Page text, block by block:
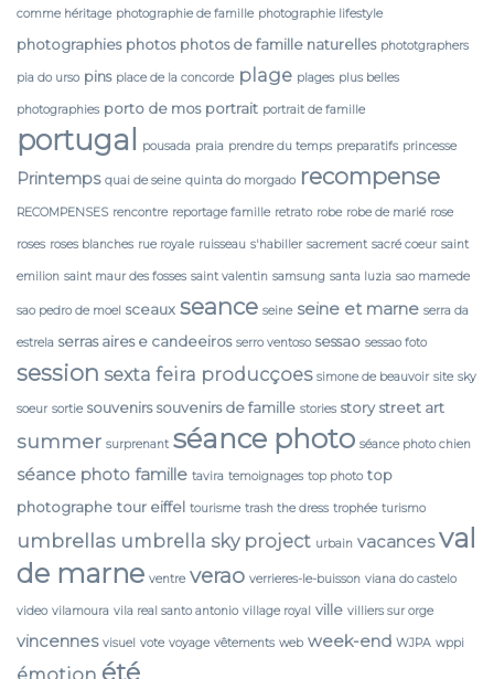
comme héritage photographie de famille photographie lifestyle
photographies photos photos de famille naturelles phototgraphers
pia do urso pins place de la concorde plage plages plus belles
photographies porto de mos portrait portrait de famille
portugal pousada praia prendre du temps preparatifs princesse
Printemps quai de seine quinta do morgado recompense
RECOMPENSES rencontre reportage famille retrato robe robe de marié rose
roses roses blanches rue royale ruisseau s'habiller sacrement sacré coeur saint
emilion saint maur des fosses saint valentin samsung santa luzia sao mamede
sao pedro de moel sceaux seance seine seine et marne serra da
estrela serras aires e candeeiros serro ventoso sessao sessao foto
session sexta feira producçoes simone de beauvoir site sky
soeur sortie souvenirs souvenirs de famille stories story street art
summer surprenant séance photo séance photo chien
séance photo famille tavira temoignages top photo top
photographe tour eiffel tourisme trash the dress trophée turismo
umbrellas umbrella sky project urbain vacances val
de marne ventre verao verrieres-le-buisson viana do castelo
video vilamoura vila real santo antonio village royal ville villiers sur orge
vincennes visuel vote voyage vêtements web week-end WJPA wppi
émotion été